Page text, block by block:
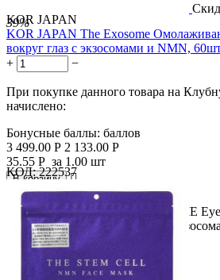
39%
KOR JAPAN
KOR JAPAN The Exosome
вокруг глаз с экзосомами и NMN,
+
−
При покупке данного товара на
начислено:
Бонусные баллы: баллов
3 499.00 Р 2 133.00 Р
35.55 Р за 1.00 шт
В корзину

Описание товара: THE EXOSOME
омолаживающим действием с
КОД: 222537